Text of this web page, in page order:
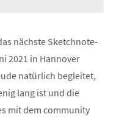
nächste Sketchnote-
2021 in Hannover
natürlich begleitet,
lang ist und die
mit dem community